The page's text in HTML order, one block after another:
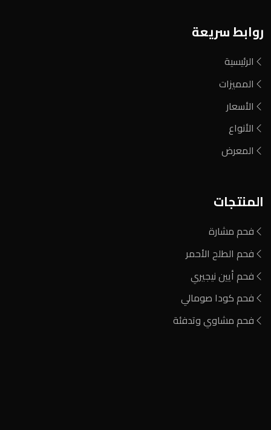
روابط سريعة
الرئيسية
المميزات
الأسعار
الأنواع
المعرض
المنتجات
فحم مشارة
فحم الطلح الأحمر
فحم أيين نيجيري
فحم كودا صومالي
فحم مشاوي وتدفئة